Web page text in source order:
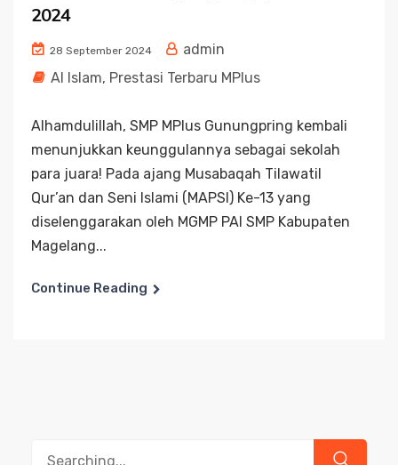
2024
28 September 2024
admin
Al Islam, Prestasi Terbaru MPlus
Alhamdulillah, SMP MPlus Gunungpring kembali
menunjukkan keunggulannya sebagai sekolah
para juara! Pada ajang Musabaqah Tilawatil
Qur’an dan Seni Islami (MAPSI) Ke-13 yang
diselenggarakan oleh MGMP PAI SMP Kabupaten
Magelang...
Continue Reading